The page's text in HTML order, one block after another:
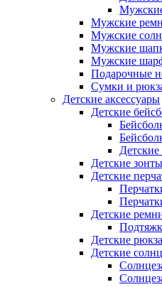
Мужские
Мужские
Мужские
Мужские
Подарочные
Сумки и
Детские аксессуары
Детские
Детские зонты
Детские
Детские
Детские
Детские